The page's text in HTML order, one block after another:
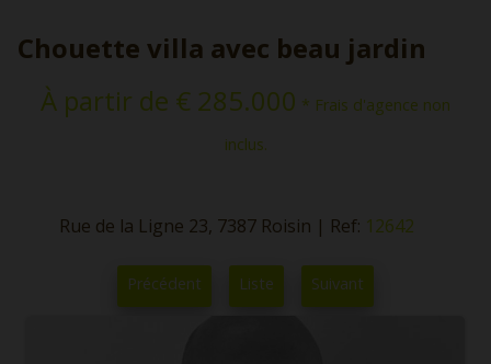
Chouette villa avec beau jardin
À partir de € 285.000 * Frais d'agence non
inclus.
Rue de la Ligne 23, 7387 Roisin | Ref: 12642
Précédent Liste Suivant